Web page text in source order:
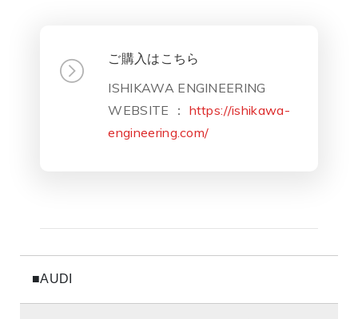
ご購入はこちら
ISHIKAWA ENGINEERING
WEBSITE ： https://ishikawa-
engineering.com/
■AUDI